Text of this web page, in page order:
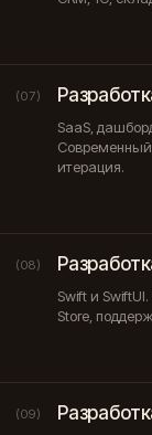
(07)
SaaS,
Современный
итерация.
(08)
Swift и
Store,
(09)